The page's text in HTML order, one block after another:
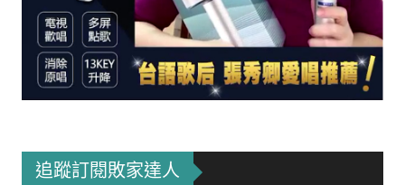
追蹤訂閱敗家達人